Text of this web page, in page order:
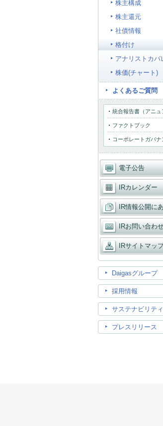
株主構成
株主還元
社債情報
格付け
アナリストカバ
株価(チャート)
よくあるご質問
統合報告書（アニ
ファクトブック
コーポレートガバ
電子公告
IRカレンダー
IR情報公開に
IRお問い合わ
IRサイトマッ
Daigasグループ
採用情報
サステナビリティ
プレスリリース